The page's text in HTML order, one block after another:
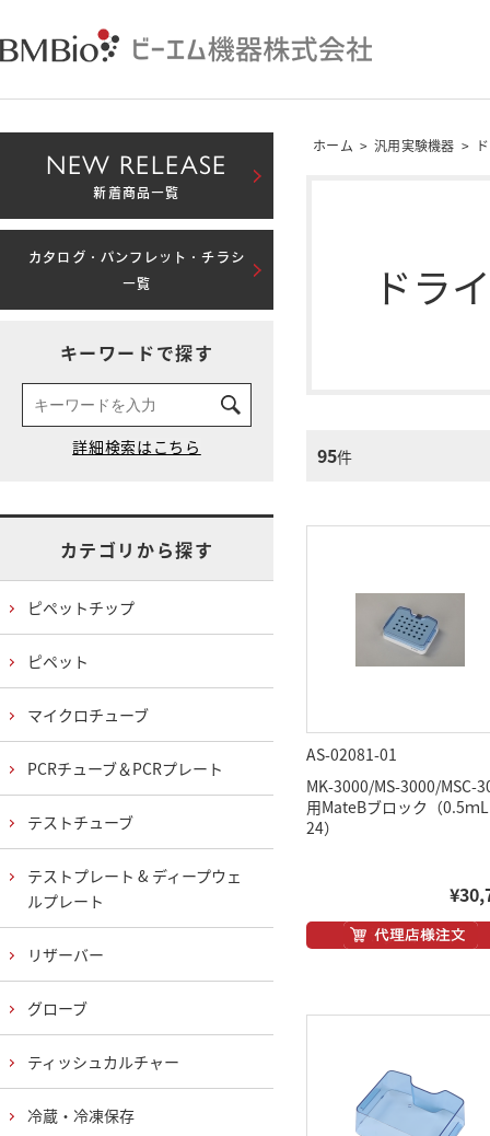
ホーム > 汎用実験機器 >
ドラ
95件
AS-02081-01
MK-3000/MS-3000/MSC-
用MateBブロック（0.5ｍ
24）
NEW RELEASE
新着商品一覧
カタログ・パンフレット・チラシ
一覧
キーワードで探す
カテゴリから探す
ピペットチップ
ピペット
マイクロチューブ
PCRチューブ＆PCRプレート
テストチューブ
テストプレート & ディープウェ
ルプレート
リザーバー
グローブ
ティッシュカルチャー
冷蔵・冷凍保存